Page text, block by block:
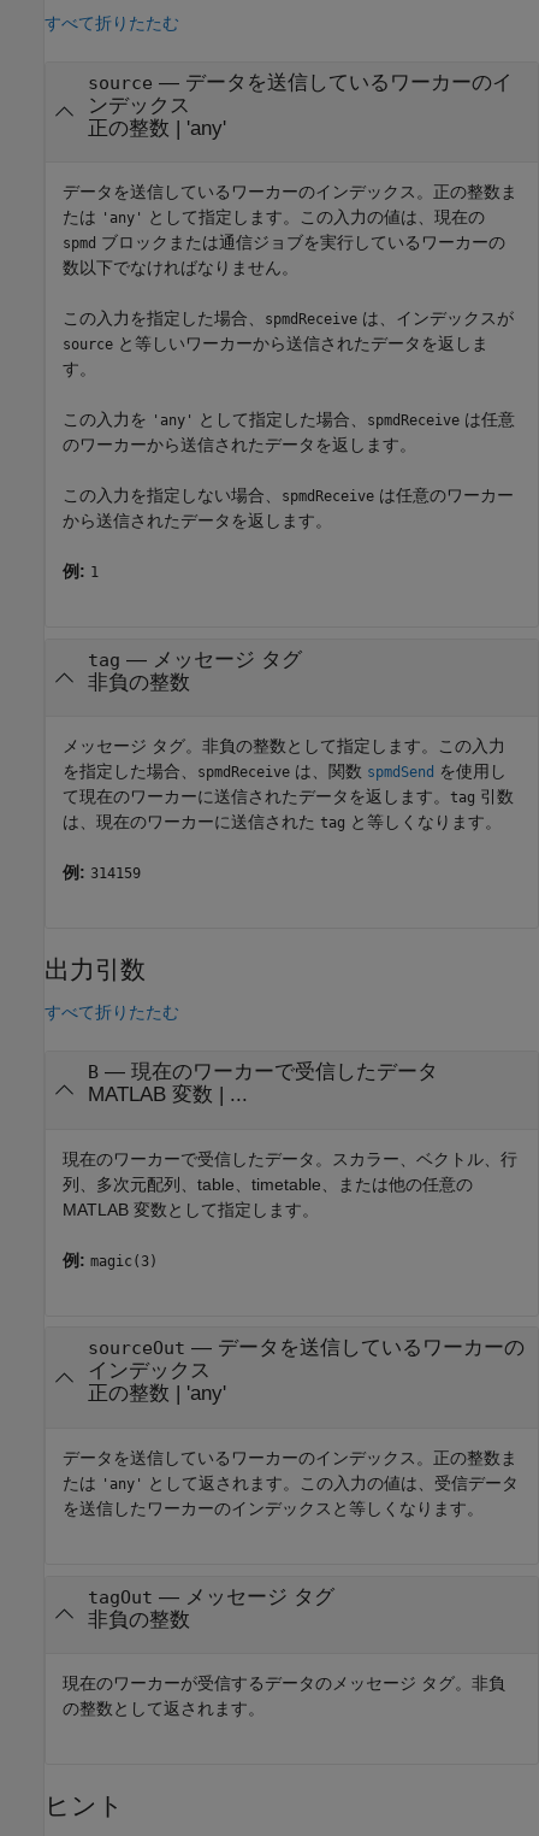
すべて折りたたむ
source — データを送信しているワーカーのイ
ンデックス
正の整数 | 'any'
データを送信しているワーカーのインデックス。正の整数ま
たは 'any' として指定します。この入力の値は、現在の
spmd ブロックまたは通信ジョブを実行しているワーカーの
数以下でなければなりません。
この入力を指定した場合、 spmdReceive は、インデックスが
source と等しいワーカーから送信されたデータを返しま
す。
この入力を 'any' として指定した場合、 spmdReceive は任意
のワーカーから送信されたデータを返します。
この入力を指定しない場合、 spmdReceive は任意のワーカー
から送信されたデータを返します。
例: 1
tag — メッセージ タグ
非負の整数
メッセージ タグ。非負の整数として指定します。この入力
を指定した場合、
spmdReceive は、関数 spmdSend を使用し
て現在のワーカーに送信されたデータを返します。 tag 引数
は、現在のワーカーに送信された tag と等しくなります。
例: 314159
出力引数
すべて折りたたむ
B— 現在のワーカーで受信したデータ
MATLAB 変数 | ...
現在のワーカーで受信したデータ。スカラー、ベクトル、行
列、多次元配列、table、timetable、または他の任意の
MATLAB 変数として指定します。
例: magic(3)
sourceOut — データを送信しているワーカーの
インデックス
正の整数 | 'any'
データを送信しているワーカーのインデックス。正の整数ま
たは 'any'
として返されます。この入力の値は、受信データ
を送信したワーカーのインデックスと等しくなります。
tagOut — メッセージ タグ
非負の整数
現在のワーカーが受信するデータのメッセージ タグ。非負
の整数として返されます。
ヒント